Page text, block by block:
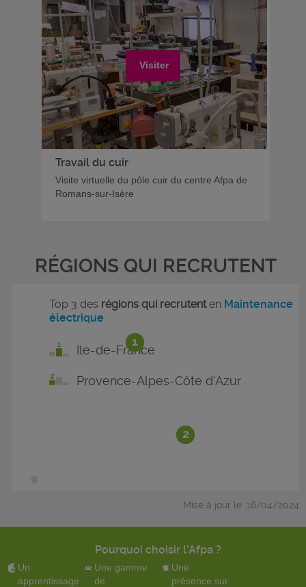
Visiter
Travail du cuir
Visite virtuelle du pôle cuir du centre Afpa de
Romans-sur-Isère
RÉGIONS QUI RECRUTENT
1
2
Top 3 des régions qui recrutenten Maintenance
électrique
Ile-de-France
Provence-Alpes-Côte d'Azur
Mise à jour le :16/04/2024
Pourquoi choisir l'Afpa ?
Un
apprentissage
Une gamme
de
Une
présence sur